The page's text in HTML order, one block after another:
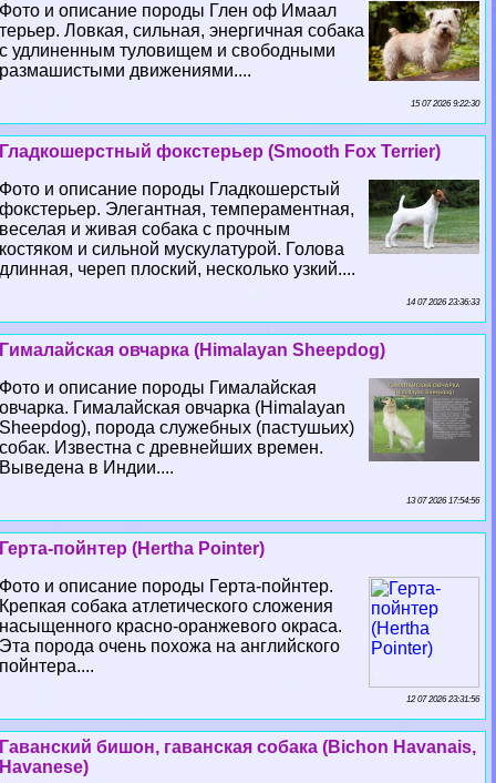
Фото и описание породы Глен оф Имаал
терьер. Ловкая, сильная, энергичная собака
с удлиненным туловищем и свободными
размашистыми движениями....
15 07 2026 9:22:30
Гладкошерстный фокстерьер (Smooth Fox Terrier)
Фото и описание породы Гладкошерстый
фокстерьер. Элегантная, темпераментная,
веселая и живая собака с прочным
костяком и сильной мускулатурой. Голова
длинная, череп плоский, несколько узкий....
14 07 2026 23:36:33
Гималайская овчарка (Himalayan Sheepdog)
Фото и описание породы Гималайская
овчарка. Гималайская овчарка (Himalayan
Sheepdog), порода служебных (пастушьих)
собак. Известна с древнейших времен.
Выведена в Индии....
13 07 2026 17:54:56
Герта-пойнтер (Hertha Pointer)
Фото и описание породы Герта-пойнтер.
Крепкая собака атлетического сложения
насыщенного красно-оранжевого окраса.
Эта порода очень похожа на английского
пойнтера....
12 07 2026 23:31:56
Гаванский бишон, гаванская собака (Bichon Havanais,
Havanese)